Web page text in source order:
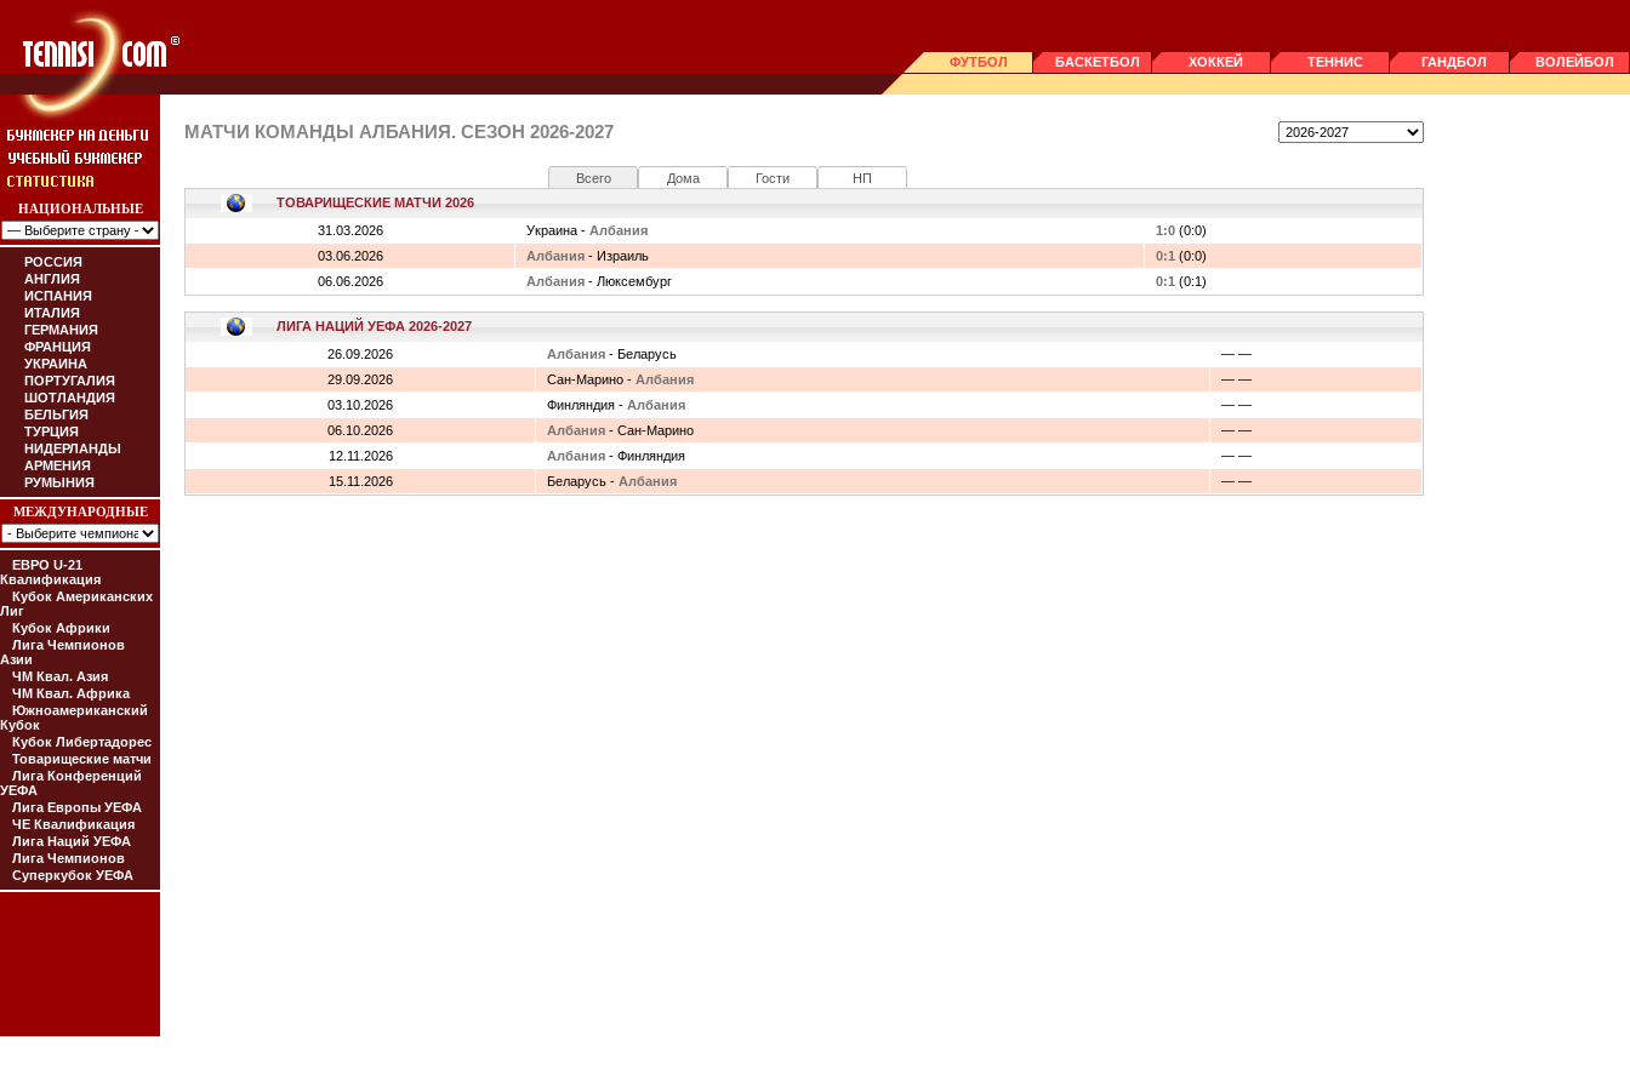
ФУТБОЛ БАСКЕТБОЛ ХОККЕЙ ТЕННИС ГАНДБОЛ ВОЛЕЙБОЛ
НАЦИОНАЛЬНЫЕ
РОССИЯ
АНГЛИЯ
ИСПАНИЯ
ИТАЛИЯ
ГЕРМАНИЯ
ФРАНЦИЯ
УКРАИНА
ПОРТУГАЛИЯ
ШОТЛАНДИЯ
БЕЛЬГИЯ
ТУРЦИЯ
НИДЕРЛАНДЫ
АРМЕНИЯ
РУМЫНИЯ
МЕЖДУНАРОДНЫЕ
ЕВРО U-21
Квалификация
Кубок Американских
Лиг
Кубок Африки
Лига Чемпионов
Азии
ЧМ Квал. Азия
ЧМ Квал. Африка
Южноамериканский
Кубок
Кубок Либертадорес
Товарищеские матчи
Лига Конференций
УЕФА
Лига Европы УЕФА
ЧЕ Квалификация
Лига Наций УЕФА
Лига Чемпионов
Суперкубок УЕФА
МАТЧИ КОМАНДЫ АЛБАНИЯ. СЕЗОН 2026-2027
Всего Дома Гости
НП
ТОВАРИЩЕСКИЕ МАТЧИ 2026
31.03.2026
Украина - Албания 1:0 (0:0)
03.06.2026
Албания - Израиль 0:1 (0:0)
06.06.2026
Албания - Люксембург 0:1 (0:1)
ЛИГА НАЦИЙ УЕФА 2026-2027
26.09.2026
Албания - Беларусь
— —
29.09.2026
Сан-Марино - Албания
— —
03.10.2026
Финляндия - Албания
— —
06.10.2026
Албания - Сан-Марино
— —
12.11.2026
Албания - Финляндия
— —
15.11.2026
Беларусь - Албания — —